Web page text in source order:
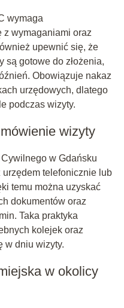
wymaga
wymaganiami oraz
upewnić się, że
są gotowe do złożenia,
Obowiązuje nakaz
urzędowych, dlatego
podczas wizyty.
wizyty
w Gdańsku
telefonicznie lub
temu można uzyskać
dokumentów oraz
Taka praktyka
kolejek oraz
w dniu wizyty.
w okolicy